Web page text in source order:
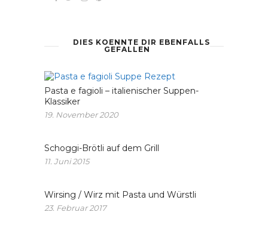
DIES KOENNTE DIR EBENFALLS
GEFALLEN
Pasta e fagioli – italienischer Suppen-
Klassiker
19. November 2020
Schoggi-Brötli auf dem Grill
11. Juni 2015
Wirsing / Wirz mit Pasta und Würstli
23. Februar 2017